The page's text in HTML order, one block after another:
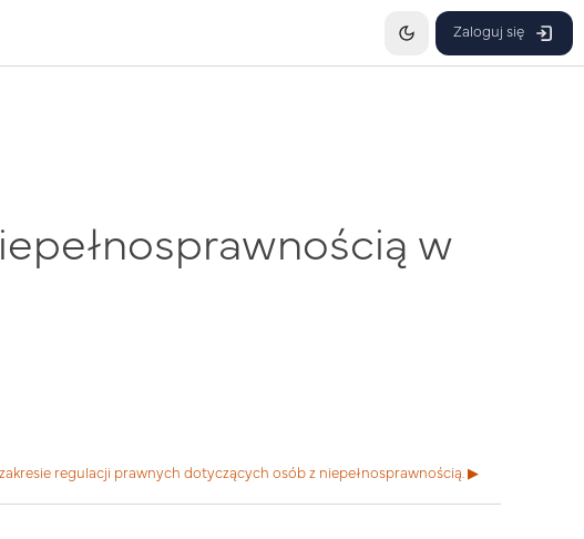
Zaloguj się
w
regulacji prawnych dotyczących osób z niepełnosprawnością. ▶︎